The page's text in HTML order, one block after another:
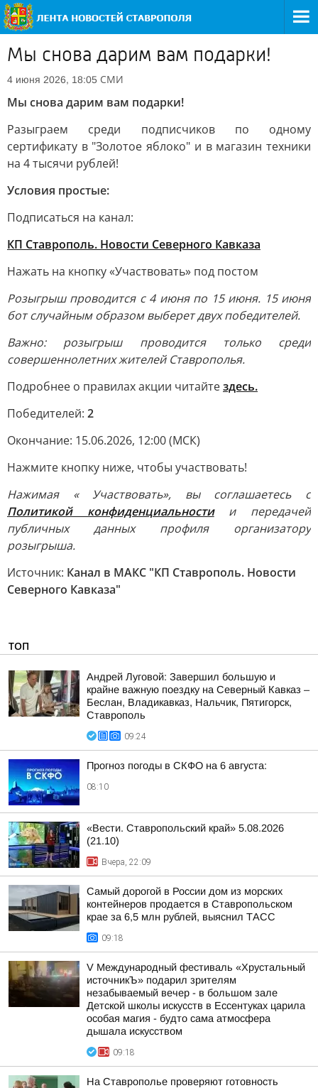
Мы снова дарим вам подарки!
4 июня 2026, 18:05 СМИ
Мы снова дарим вам подарки!
Разыграем среди подписчиков по одному
сертификату в "Золотое яблоко" и в магазин техники
на 4 тысячи рублей!
Условия простые:
Подписаться на канал:
КП Ставрополь. Новости Северного Кавказа
Нажать на кнопку «Участвовать» под постом
Розыгрыш проводится с 4 июня по 15 июня. 15 июня
бот случайным образом выберет двух победителей.
Важно: розыгрыш проводится только среди
совершеннолетних жителей Ставрополья.
Подробнее о правилах акции читайтездесь.
Победителей: 2
Окончание: 15.06.2026, 12:00 (МСК)
Нажмите кнопку ниже, чтобы участвовать!
Нажимая « Участвовать», вы соглашаетесь с
Политикой конфиденциальностии передачей
публичных данных профиля организатору
розыгрыша.
Источник: Канал в МАКС "КП Ставрополь. Новости
Северного Кавказа"
ТОП
Андрей Луговой: Завершил большую и
крайне важную поездку на Северный Кавказ –
Беслан, Владикавказ, Нальчик, Пятигорск,
Ставрополь
09:24
Прогноз погоды в СКФО на 6 августа:
08:10
«Вести. Ставропольский край» 5.08.2026
(21.10)
Вчера, 22:09
Самый дорогой в России дом из морских
контейнеров продается в Ставропольском
крае за 6,5 млн рублей, выяснил ТАСС
09:18
V Международный фестиваль «Хрустальный
источникЪ» подарил зрителям
незабываемый вечер - в большом зале
Детской школы искусств в Ессентуках царила
особая магия - будто сама атмосфера
дышала искусством
09:18
На Ставрополье проверяют готовность